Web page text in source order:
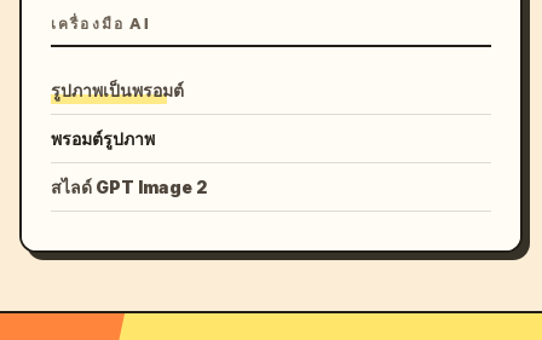
เครื่องมือ AI
รูปภาพเป็นพรอมต์
พรอมต์รูปภาพ
สไลด์ GPT Image 2